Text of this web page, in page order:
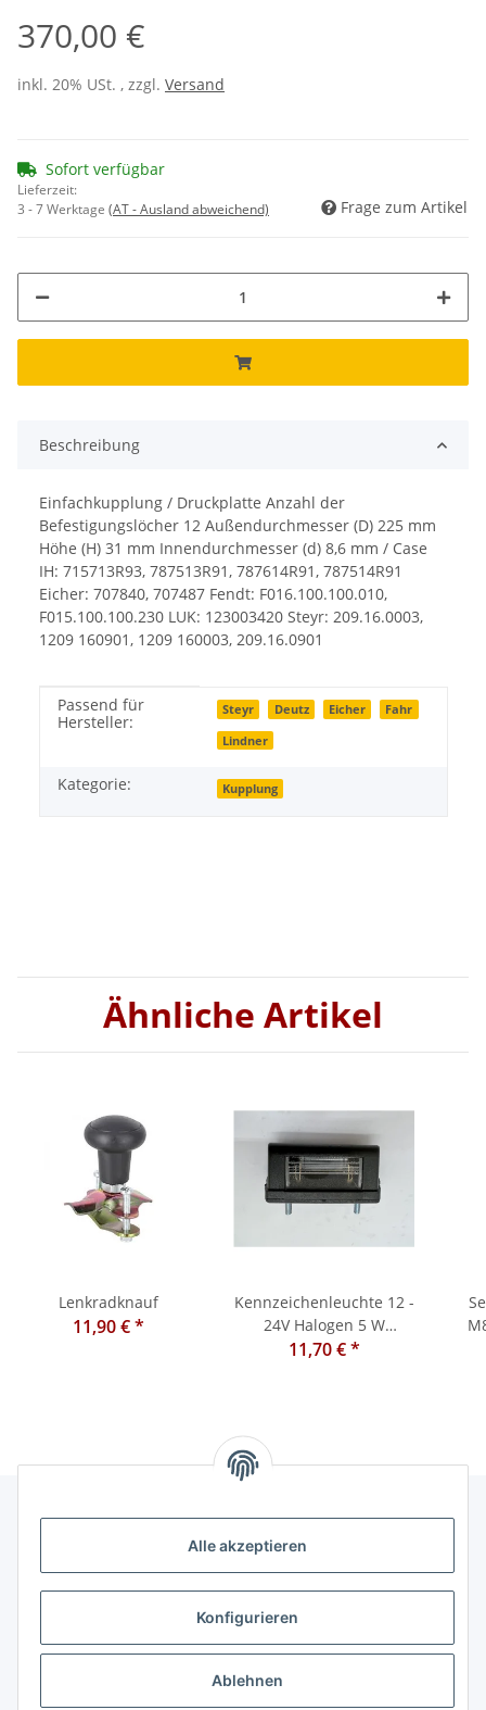
Alle akzeptieren
Konfigurieren
Ablehnen
370,00 €
inkl. 20% USt. , zzgl. Versand
Sofort verfügbar
Lieferzeit:
3 - 7 Werktage (AT - Ausland abweichend) Frage zum Artikel
Beschreibung
Einfachkupplung / Druckplatte Anzahl der
Befestigungslöcher 12 Außendurchmesser (D) 225 mm
Höhe (H) 31 mm Innendurchmesser (d) 8,6 mm / Case
IH: 715713R93, 787513R91, 787614R91, 787514R91
Eicher: 707840, 707487 Fendt: F016.100.100.010,
F015.100.100.230 LUK: 123003420 Steyr: 209.16.0003,
1209 160901, 1209 160003, 209.16.0901
Produkteigenschaft
Wert
Passend für
Hersteller:
Steyr Deutz Eicher Fahr
Lindner
Kategorie: Kupplung
Ähnliche Artikel
Lenkradknauf
11,90 €*
Kennzeichenleuchte 12 -
24V Halogen 5 W
Universal
11,70 €*